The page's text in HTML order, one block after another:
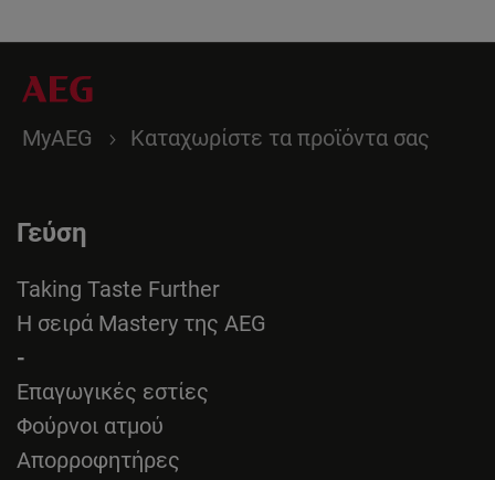
MyAEG Καταχωρίστε τα προϊόντα σας
Γεύση
Taking Taste Further
Η σειρά Mastery της AEG
-
Επαγωγικές εστίες
Φούρνοι ατμού
Απορροφητήρες